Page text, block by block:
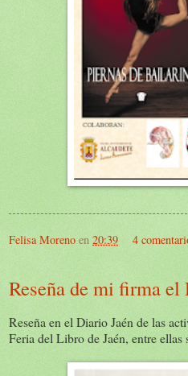
Felisa Moreno en 20:39 4
Reseña de mi firma el
Reseña en el Diario Jaén de las
Feria del Libro de Jaén, entre